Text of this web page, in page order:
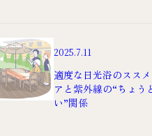
2025.7.11
適度な日光浴のスス
アと紫外線の“ちょう
い”関係